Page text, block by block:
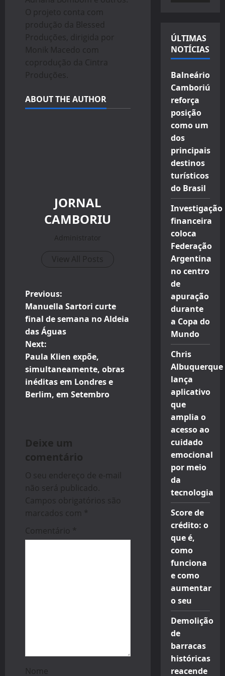
O projeto conta com
produção da Blessed
Produções, dirigida por
Monik Macedo com
coprodução da Cintra
Produções.
ABOUT THE AUTHOR
JORNAL
CAMBORIU
Administrator
View All Posts
P
o
s
t
n
a
i
g
a
t
i
Previous:
Manuella Sartori curte
final de semana no Aldeia
das Águas
Next:
Paula Klien expõe,
simultaneamente, obras
inéditas em Londres e
Berlim, em Setembro
Deixe um
comentário
O seu endereço de e-mail
não será publicado.
Campos obrigatórios são
marcados com *
Comentário *
Nome
ÚLTIMAS
NOTÍCIAS
Balneário
Camboriú
reforça
posição
como um
dos
principais
destinos
turísticos
do Brasil
Investigação
financeira
coloca
Federação
Argentina
no centro
de
apuração
durante
a Copa do
Mundo
Chris
Albuquerque
lança
aplicativo
que
amplia o
acesso ao
cuidado
emocional
por meio
da
tecnologia
Score de
crédito: o
que é,
como
funciona
e como
aumentar
o seu
Demolição
de
barracas
históricas
reacende